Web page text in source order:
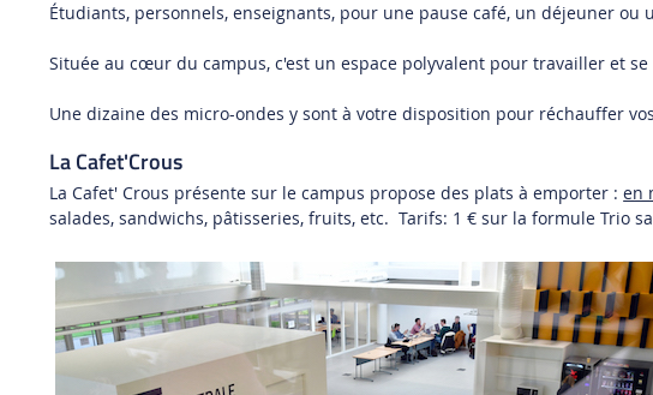
Étudiants, personnels, enseignants, pour une pause café, un déjeuner
Située au cœur du campus, c'est un espace polyvalent pour travailler et
Une dizaine des micro-ondes y sont à votre disposition pour réchauffer
La Cafet'Crous
La Cafet' Crous présente sur le campus propose des plats à emporter :en
salades, sandwichs, pâtisseries, fruits, etc. Tarifs: 1 € sur la formule Trio